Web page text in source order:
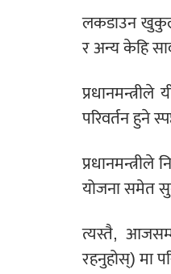
लकडाउन खुकुलो
र अन्य केहि
परिवर्तन हुने
प्रधानमन्त्रीले
योजना समेत
त्यस्तै,
रहनुहोस्) मा